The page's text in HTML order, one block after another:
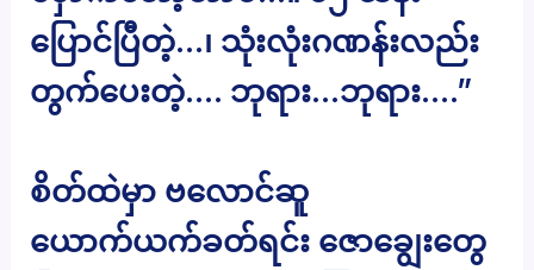
ပြောင်ပြီတဲ့…၊ သုံးလုံးဂဏန်းလည်း
တွက်ပေးတဲ့…. ဘုရား…ဘုရား….”
စိတ်ထဲမှာ ဗလောင်ဆူ
ယောက်ယက်ခတ်ရင်း ဇောချွေးတွေ